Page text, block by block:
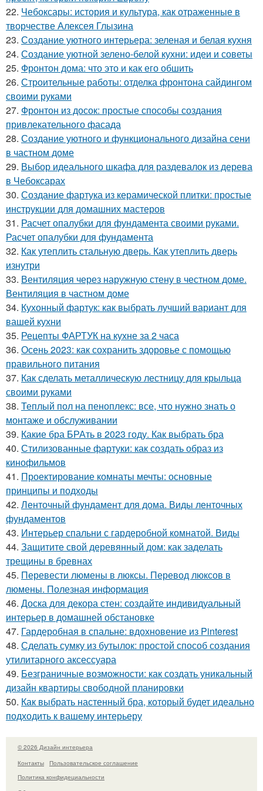
22. Чебоксары: история и культура, как отраженные в
творчестве Алексея Глызина
23. Создание уютного интерьера: зеленая и белая кухня
24. Создание уютной зелено-белой кухни: идеи и советы
25. Фронтон дома: что это и как его обшить
26. Строительные работы: отделка фронтона сайдингом
своими руками
27. Фронтон из досок: простые способы создания
привлекательного фасада
28. Создание уютного и функционального дизайна сени
в частном доме
29. Выбор идеального шкафа для раздевалок из дерева
в Чебоксарах
30. Создание фартука из керамической плитки: простые
инструкции для домашних мастеров
31. Расчет опалубки для фундамента своими руками.
Расчет опалубки для фундамента
32. Как утеплить стальную дверь. Как утеплить дверь
изнутри
33. Вентиляция через наружную стену в честном доме.
Вентиляция в частном доме
34. Кухонный фартук: как выбрать лучший вариант для
вашей кухни
35. Рецепты ФАРТУК на кухне за 2 часа
36. Осень 2023: как сохранить здоровье с помощью
правильного питания
37. Как сделать металлическую лестницу для крыльца
своими руками
38. Теплый пол на пеноплекс: все, что нужно знать о
монтаже и обслуживании
39. Какие бра БРАть в 2023 году. Как выбрать бра
40. Стилизованные фартуки: как создать образ из
кинофильмов
41. Проектирование комнаты мечты: основные
принципы и подходы
42. Ленточный фундамент для дома. Виды ленточных
фундаментов
43. Интерьер спальни с гардеробной комнатой. Виды
44. Защитите свой деревянный дом: как заделать
трещины в бревнах
45. Перевести люмены в люксы. Перевод люксов в
люмены. Полезная информация
46. Доска для декора стен: создайте индивидуальный
интерьер в домашней обстановке
47. Гардеробная в спальне: вдохновение из Pinterest
48. Сделать сумку из бутылок: простой способ создания
утилитарного аксессуара
49. Безграничные возможности: как создать уникальный
дизайн квартиры свободной планировки
50. Как выбрать настенный бра, который будет идеально
подходить к вашему интерьеру
© 2026 Дизайн интерьера
Контакты
Пользовательское соглашение
Политика конфидециальности